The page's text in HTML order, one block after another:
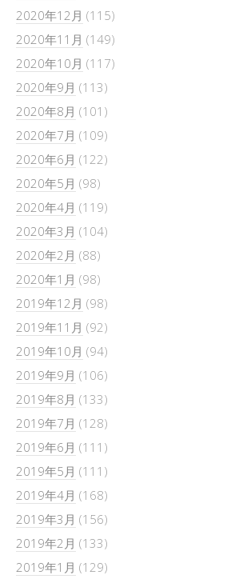
2020年12月 (115)
2020年11月 (149)
2020年10月 (117)
2020年9月 (113)
2020年8月 (101)
2020年7月 (109)
2020年6月 (122)
2020年5月 (98)
2020年4月 (119)
2020年3月 (104)
2020年2月 (88)
2020年1月 (98)
2019年12月 (98)
2019年11月 (92)
2019年10月 (94)
2019年9月 (106)
2019年8月 (133)
2019年7月 (128)
2019年6月 (111)
2019年5月 (111)
2019年4月 (168)
2019年3月 (156)
2019年2月 (133)
2019年1月 (129)